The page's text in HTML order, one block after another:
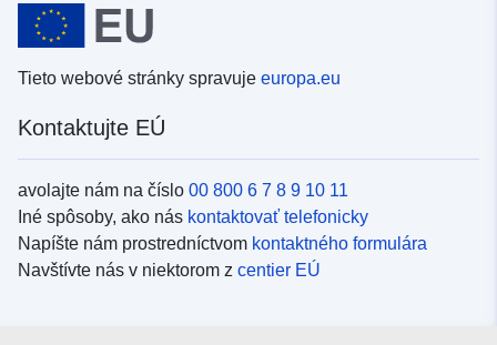
Tieto webové stránky spravuje europa.eu
Kontaktujte EÚ
avolajte nám na číslo 00 800 6 7 8 9 10 11
Iné spôsoby, ako nás kontaktovať telefonicky
Napíšte nám prostredníctvom kontaktného formulára
Navštívte nás v niektorom z centier EÚ